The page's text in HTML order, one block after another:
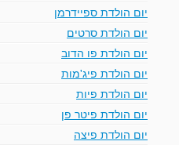
יום הולדת ספיידרמן
יום הולדת סרטים
יום הולדת פו הדוב
יום הולדת פיג'מות
יום הולדת פיות
יום הולדת פיטר פן
יום הולדת פיצה